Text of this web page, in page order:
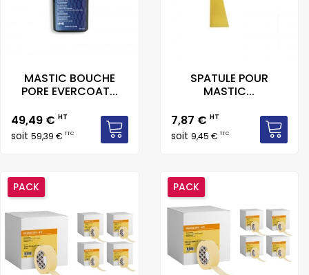
MASTIC BOUCHE
PORE EVERCOAT...
Prix
49,49 € HT
soit 59,39 €TTC
SPATULE POUR
MASTIC...
Prix
7,87 € HT
soit 9,45 €TTC
PACK PACK